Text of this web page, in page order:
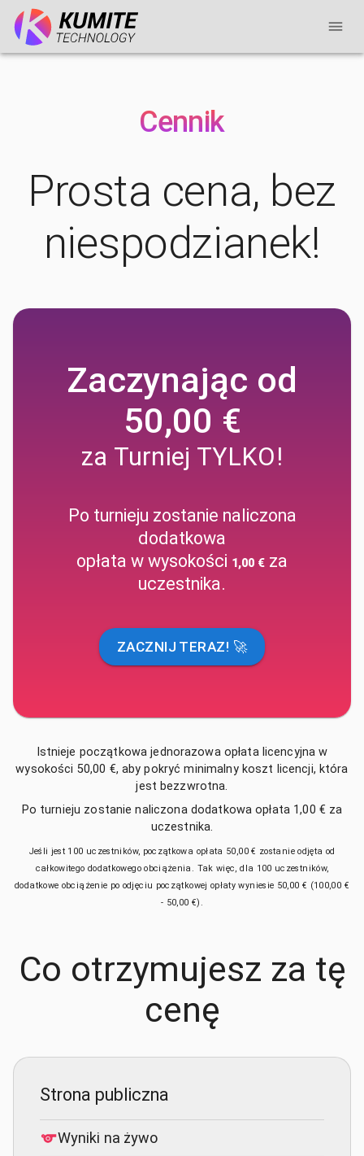
Cennik
Prosta cena, bez
niespodzianek!
Zaczynając od
50,00 €
za Turniej TYLKO!
Po turnieju zostanie naliczona
dodatkowa
opłata w wysokości 1,00 € za
uczestnika.
ZACZNIJ TERAZ! 🚀
Istnieje początkowa jednorazowa opłata licencyjna w
wysokości 50,00 €, aby pokryć minimalny koszt licencji, która
jest bezzwrotna.
Po turnieju zostanie naliczona dodatkowa opłata 1,00 € za
uczestnika.
Jeśli jest 100 uczestników, początkowa opłata 50,00 € zostanie odjęta od
całkowitego dodatkowego obciążenia. Tak więc, dla 100 uczestników,
dodatkowe obciążenie po odjęciu początkowej opłaty wyniesie 50,00 € (100,00 €
- 50,00 €).
Co otrzymujesz za tę
cenę
Strona publiczna
Wyniki na żywo